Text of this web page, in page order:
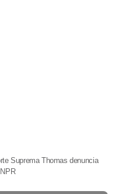
Suprema Thomas denuncia